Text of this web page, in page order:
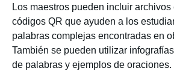
Los maestros pueden incluir archivos
códigos QR que ayuden a los
palabras complejas encontradas en
También se pueden utilizar
de palabras y ejemplos de oraciones.